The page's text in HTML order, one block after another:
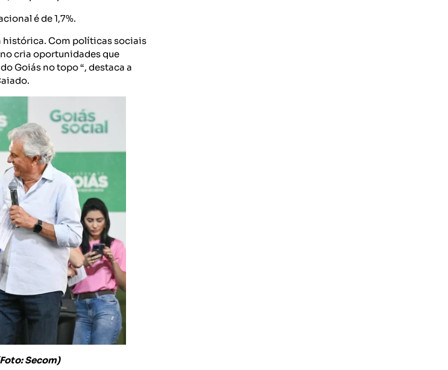
é de 1,7%.
histórica. Com políticas sociais
cria oportunidades que
Goiás no topo “, destaca a
Secom)